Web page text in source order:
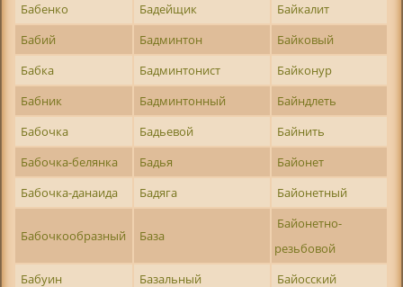
Бабенко
Бадейщик
Байкалит
Бабий
Бадминтон
Байковый
Бабка
Бадминтонист
Байконур
Бабник
Бадминтонный
Байндлеть
Бабочка
Бадьевой
Байнить
Бабочка-белянка
Бадья
Байонет
Бабочка-данаида
Бадяга Байонетный
Бабочкообразный База
Байонетно-
резьбовой
Бабуин
Базальный
Байосский